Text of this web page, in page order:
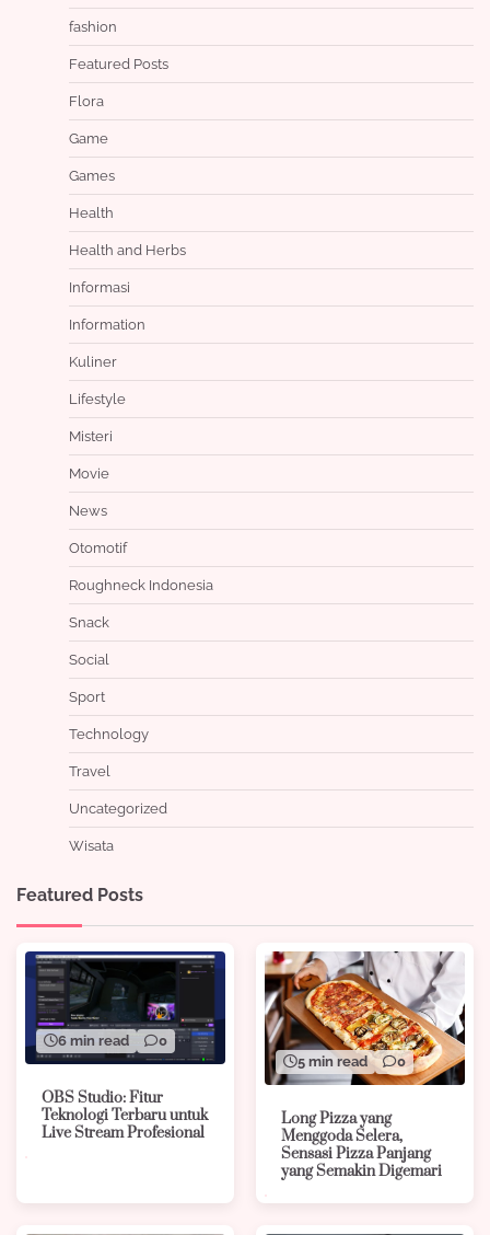
fashion
Featured Posts
Flora
Game
Games
Health
Health and Herbs
Informasi
Information
Kuliner
Lifestyle
Misteri
Movie
News
Otomotif
Roughneck Indonesia
Snack
Social
Sport
Technology
Travel
Uncategorized
Wisata
Featured Posts
6 min read 0
OBS Studio: Fitur
Teknologi Terbaru untuk
Live Stream Profesional
5 min read 0
Long Pizza yang
Menggoda Selera,
Sensasi Pizza Panjang
yang Semakin Digemari